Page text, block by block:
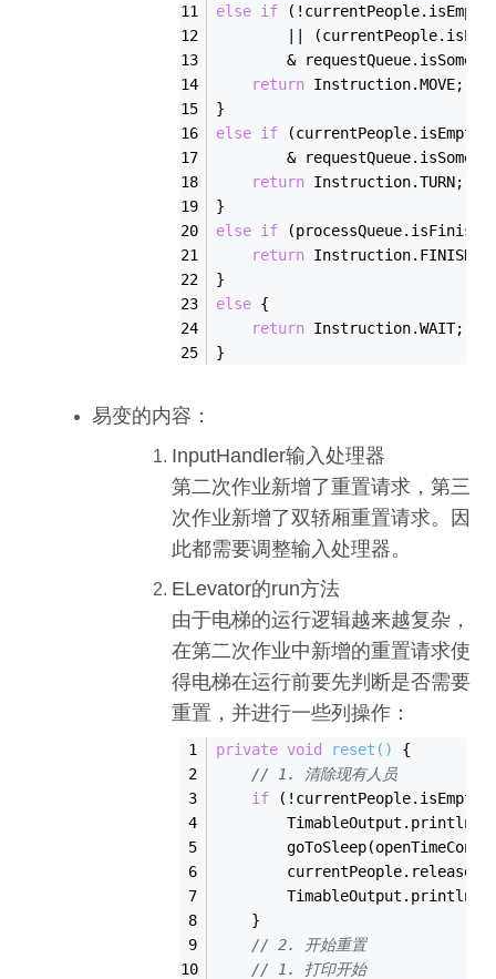
else if (!currentPeople.is
        || (currentPeople.is
        & requestQueue.is
return Instruction.MOVE;
}
else if (currentPeople.is
        & requestQueue.is
return Instruction.TURN;
}
else if (processQueue.is
return Instruction.FINISH;
}
else {
return Instruction.WAIT;
}
易变的内容：
InputHandler输入处理器
第二次作业新增了重置请求，第三
次作业新增了双轿厢重置请求。因
此都需要调整输入处理器。
ELevator的run方法
由于电梯的运行逻辑越来越复杂，
在第二次作业中新增的重置请求使
得电梯在运行前要先判断是否需要
重置，并进行一些列操作：
private void reset ()
{
// 1. 清除现有人员
if (!currentPeople.is
TimableOutput . println(
        go
ToSleep(
TimableOutput . println(
    }
// 2. 开始重置
// 1. 打印开始